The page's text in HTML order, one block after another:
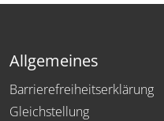
Allgemeines
Barrierefreiheitserklärung
Gleichstellung